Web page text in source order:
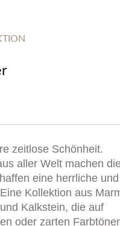
zeitlose Schönheit.
aller Welt machen
eine herrliche und
Kollektion aus
Kalkstein, die auf
oder zarten